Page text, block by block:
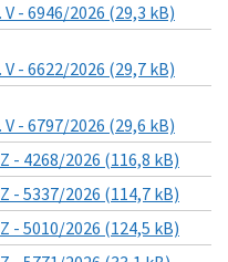
- 6946/2026 (29,3 kB)
- 6622/2026 (29,7 kB)
- 6797/2026 (29,6 kB)
- 4268/2026 (116,8 kB)
- 5337/2026 (114,7 kB)
- 5010/2026 (124,5 kB)